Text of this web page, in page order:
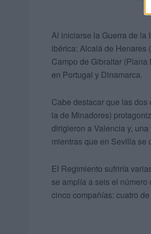
Al iniciarse la Guerra de la
ibérica: Alcalá de Henares
Campo de Gibraltar
en Portugal y Dinamarca.
Cabe destacar que las
la de Minadores)
dirigieron a Valencia y,
mientras que en Sevilla se
El Regimiento sufriría
se amplía a seis el
cinco compañías: cuatro